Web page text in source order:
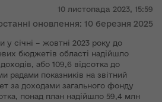
10 листопада 2023, 15:59
оновлення: 10 березня 2025
у січні – жовтні 2023 року до
бюджетів області надійшло
або 109,6 відсотка до
радами показників на звітний
за доходами загального фонду
понад план надійшло 59,4 млн